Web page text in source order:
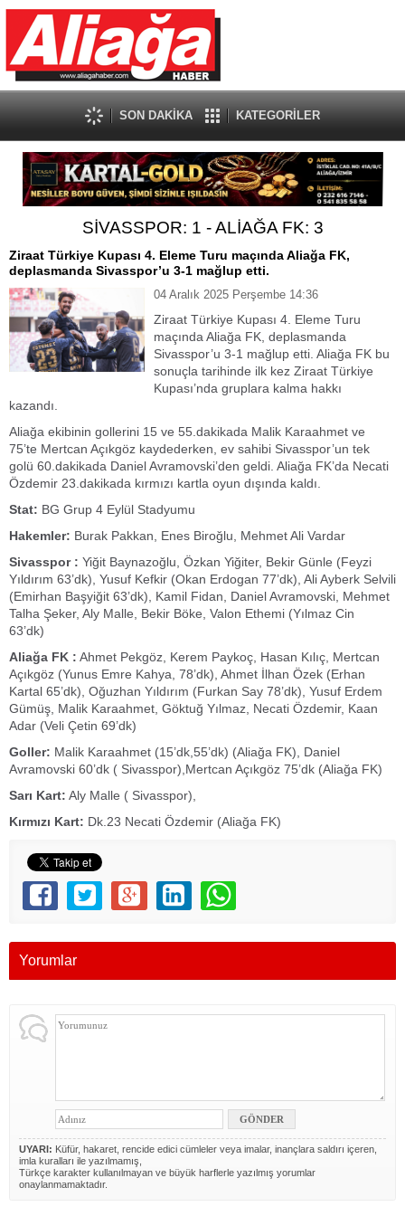
SON DAKİKA KATEGORİLER
SİVASSPOR: 1 - ALİAĞA FK: 3
Ziraat Türkiye Kupası 4. Eleme Turu maçında Aliağa FK,
deplasmanda Sivasspor’u 3-1 mağlup etti.
04 Aralık 2025 Perşembe 14:36
Ziraat Türkiye Kupası 4. Eleme Turu
maçında Aliağa FK, deplasmanda
Sivasspor’u 3-1 mağlup etti. Aliağa FK bu
sonuçla tarihinde ilk kez Ziraat Türkiye
Kupası’nda gruplara kalma hakkı
kazandı.
Aliağa ekibinin gollerini 15 ve 55.dakikada Malik Karaahmet ve
75’te Mertcan Açıkgöz kaydederken, ev sahibi Sivasspor’un tek
golü 60.dakikada Daniel Avramovski’den geldi. Aliağa FK’da Necati
Özdemir 23.dakikada kırmızı kartla oyun dışında kaldı.
Stat: BG Grup 4 Eylül Stadyumu
Hakemler: Burak Pakkan, Enes Biroğlu, Mehmet Ali Vardar
Sivasspor : Yiğit Baynazoğlu, Özkan Yiğiter, Bekir Günle (Feyzi
Yıldırım 63’dk), Yusuf Kefkir (Okan Erdogan 77’dk), Ali Ayberk Selvili
(Emirhan Başyiğit 63’dk), Kamil Fidan, Daniel Avramovski, Mehmet
Talha Şeker, Aly Malle, Bekir Böke, Valon Ethemi (Yılmaz Cin
63’dk)
Aliağa FK : Ahmet Pekgöz, Kerem Paykoç, Hasan Kılıç, Mertcan
Açıkgöz (Yunus Emre Kahya, 78’dk), Ahmet İlhan Özek (Erhan
Kartal 65’dk), Oğuzhan Yıldırım (Furkan Say 78’dk), Yusuf Erdem
Gümüş, Malik Karaahmet, Göktuğ Yılmaz, Necati Özdemir, Kaan
Adar (Veli Çetin 69’dk)
Goller: Malik Karaahmet (15’dk,55’dk) (Aliağa FK), Daniel
Avramovski 60’dk ( Sivasspor),Mertcan Açıkgöz 75’dk (Aliağa FK)
Sarı Kart: Aly Malle ( Sivasspor),
Kırmızı Kart: Dk.23 Necati Özdemir (Aliağa FK)
Yorumlar
UYARI: Küfür, hakaret, rencide edici cümleler veya imalar, inançlara saldırı içeren,
imla kuralları ile yazılmamış,
Türkçe karakter kullanılmayan ve büyük harflerle yazılmış yorumlar
onaylanmamaktadır.